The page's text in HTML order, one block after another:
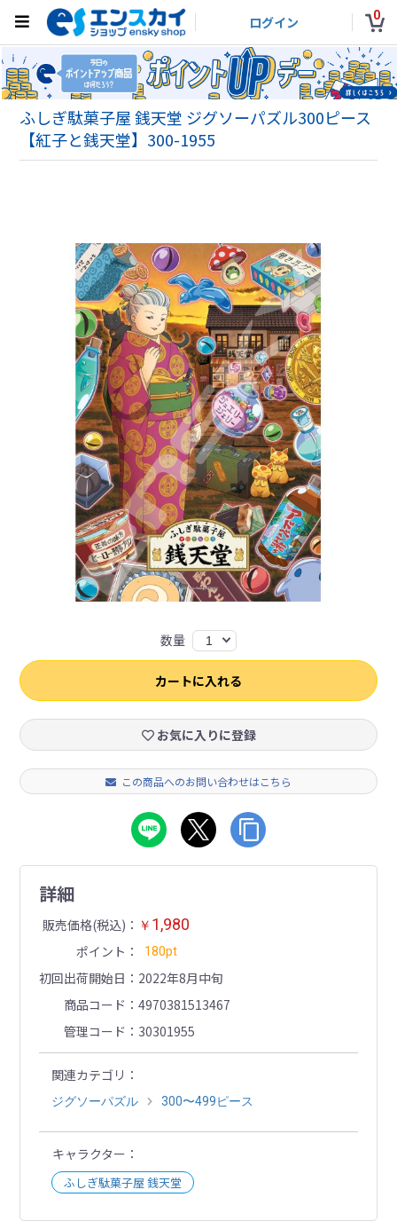
ログイン 0
ふしぎ駄菓子屋 銭天堂 ジグソーパズル300ピース
【紅子と銭天堂】300-1955
数量 1
カートに入れる
お気に入りに登録
この商品へのお問い合わせはこちら
詳細
販売価格(税込) ￥ 1,980
ポイント 180pt
初回出荷開始日
2022年8月中旬
商品コード
4970381513467
管理コード
30301955
関連カテゴリ
ジグソーパズル 300〜499ピース
キャラクター
ふしぎ駄菓子屋 銭天堂